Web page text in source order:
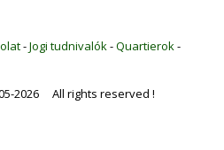
-Jogi tudnivalók -Quartierok -
2026 All rights reserved !